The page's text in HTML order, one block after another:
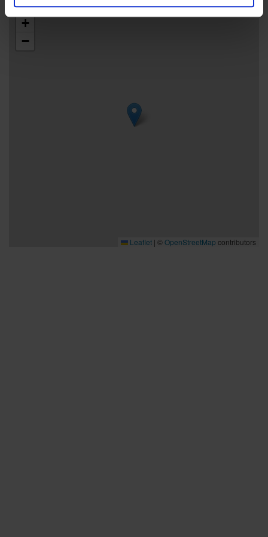
gastropubbodegan. Att dricka finns olika sorters både öl, vin
och cider, läsk och såklart te och kaffe. Vi erbjuder också
fika med hembakta godsaker, glass och mjukglass. Här har
+
−
Leaflet | ©OpenStreetMap contributors